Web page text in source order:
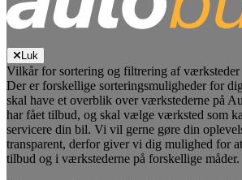
Luk
Vilkår for sortering og filtrering af værksteder
Der er forskellige sorteringsmuligheder for
skal have et overblik over værkstederne på
har fået tilbud, og skal vælge værksted som
servicere din bil. Vi vil gerne gøre din
transparent, derfor giver vi dig mulighed for
tilbud og i værkstederne på forskellige måder.